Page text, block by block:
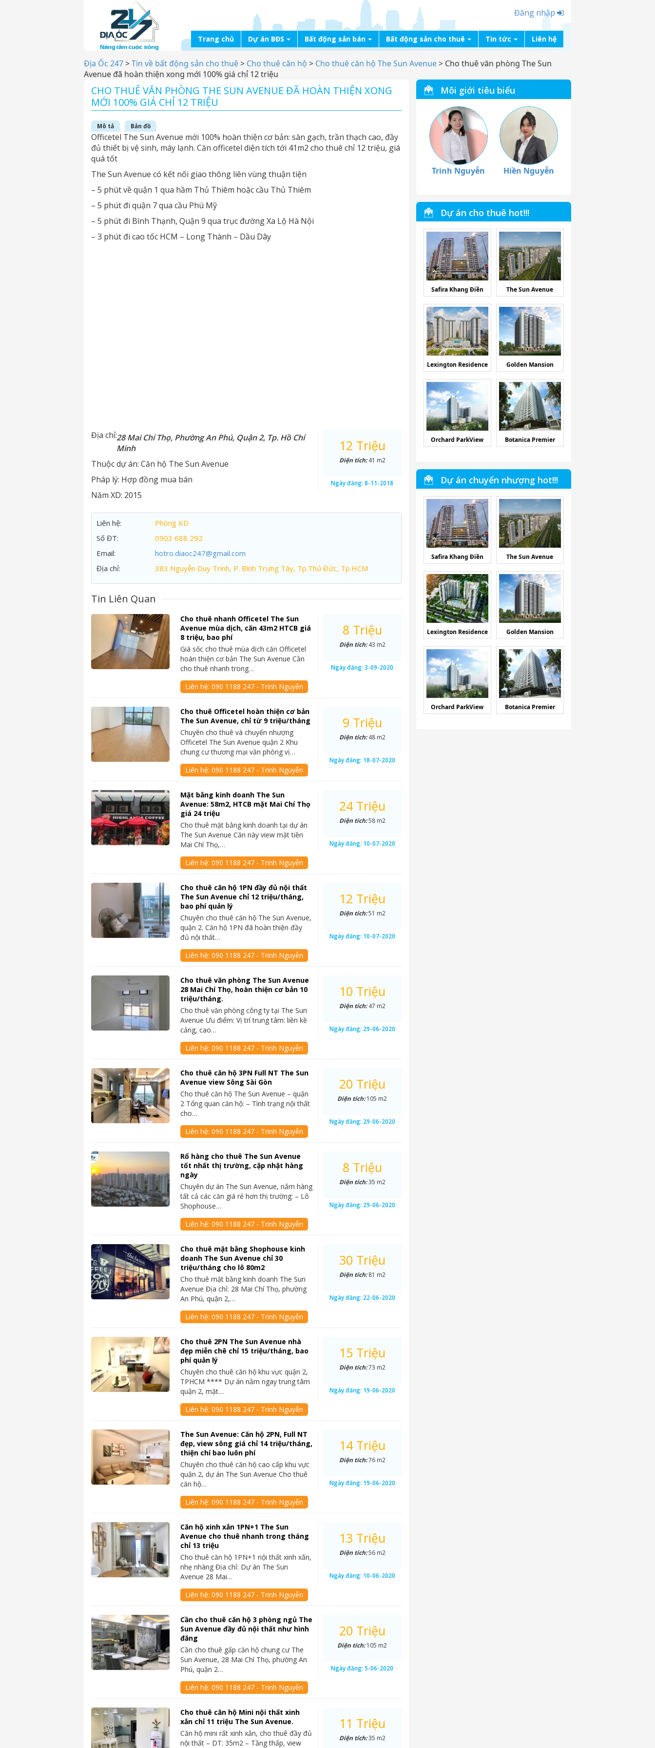
Đăng nhập
Trang chủ Dự án BĐS Bất động sản bán Bất động sản cho thuê Tin tức Liên hệ
Địa Ốc 247>Tin về bất động sản cho thuê> Cho thuê căn hộ > Cho thuê căn hộ The Sun Avenue> Cho thuê văn phòng The Sun
Avenue đã hoàn thiện xong mới 100% giá chỉ 12 triệu
CHO THUÊ VĂN PHÒNG THE SUN AVENUE ĐÃ HOÀN THIỆN XONG
MỚI 100% GIÁ CHỈ 12 TRIỆU
Mô tả Bản đồ
Officetel The Sun Avenue mới 100% hoàn thiện cơ bản: sàn gạch, trần thạch cao, đầy
đủ thiết bị vệ sinh, máy lạnh. Căn officetel diện tích tới 41m2 cho thuê chỉ 12 triệu, giá
quá tốt
The Sun Avenue có kết nối giao thông liên vùng thuận tiện
– 5 phút về quận 1 qua hầm Thủ Thiêm hoặc cầu Thủ Thiêm
– 5 phút đi quận 7 qua cầu Phú Mỹ
– 5 phút đi Bình Thạnh, Quận 9 qua trục đường Xa Lộ Hà Nội
– 3 phút đi cao tốc HCM – Long Thành – Dầu Dây
Địa chỉ:28 Mai Chí Thọ, Phường An Phú, Quận 2, Tp. Hồ Chí
Minh
Thuộc dự án: Căn hộ The Sun Avenue
Pháp lý: Hợp đồng mua bán
Năm XD: 2015
12 Triệu
Diện tích:41 m2
Ngày đăng:8-11-2018
Liên hệ:
Phòng KD
Số ĐT:
0903 688 292
Email:
hotro.diaoc247@gmail.com
Địa chỉ:
383 Nguyễn Duy Trinh, P. Bình Trưng Tây, Tp.Thủ Đức, Tp.HCM
Tin Liên Quan
Cho thuê nhanh Officetel The Sun
Avenue mùa dịch, căn 43m2 HTCB giá
8 triệu, bao phí
Giá sốc cho thuê mùa dịch căn Officetel
hoàn thiện cơ bản The Sun Avenue Cần
cho thuê nhanh trong…
Liên hệ:090 1188 247 - Trinh Nguyễn
8 Triệu
Diện tích:43 m2
Ngày đăng:3-09-2020
Cho thuê Officetel hoàn thiện cơ bản
The Sun Avenue, chỉ từ 9 triệu/tháng
Chuyên cho thuê và chuyển nhượng
Officetel The Sun Avenue quận 2 Khu
chung cư thương mại văn phòng vị…
Liên hệ:090 1188 247 - Trinh Nguyễn
9 Triệu
Diện tích:48 m2
Ngày đăng: 18-07-2020
Mặt bằng kinh doanh The Sun
Avenue: 58m2, HTCB mặt Mai Chí Thọ
giá 24 triệu
Cho thuê mặt bằng kinh doanh tại dự án
The Sun Avenue Căn này view mặt tiền
Mai Chí Thọ,…
Liên hệ:090 1188 247 - Trinh Nguyễn
24 Triệu
Diện tích:58 m2
Ngày đăng: 10-07-2020
Cho thuê căn hộ 1PN đầy đủ nội thất
The Sun Avenue chỉ 12 triệu/tháng,
bao phí quản lý
Chuyên cho thuê căn hộ The Sun Avenue,
quận 2. Căn hộ 1PN đã hoàn thiện đầy
đủ nội thất…
Liên hệ:090 1188 247 - Trinh Nguyễn
12 Triệu
Diện tích:51 m2
Ngày đăng: 10-07-2020
Cho thuê văn phòng The Sun Avenue
28 Mai Chí Thọ, hoàn thiện cơ bản 10
triệu/tháng.
Cho thuê văn phòng công ty tại The Sun
Avenue Ưu điểm: Vị trí trung tâm: liền kề
cảng, cao…
Liên hệ:090 1188 247 - Trinh Nguyễn
10 Triệu
Diện tích:47 m2
Ngày đăng: 29-06-2020
Cho thuê căn hộ 3PN Full NT The Sun
Avenue view Sông Sài Gòn
Cho thuê căn hộ The Sun Avenue – quận
2 Tổng quan căn hộ: – Tình trạng nội thất
cho…
Liên hệ:090 1188 247 - Trinh Nguyễn
20 Triệu
Diện tích:105 m2
Ngày đăng: 29-06-2020
Rổ hàng cho thuê The Sun Avenue
tốt nhất thị trường, cập nhật hàng
ngày
Chuyên dự án The Sun Avenue, nắm hàng
tất cả các căn giá rẻ hơn thị trường: – Lô
Shophouse…
Liên hệ:090 1188 247 - Trinh Nguyễn
8 Triệu
Diện tích:35 m2
Ngày đăng: 29-06-2020
Cho thuê mặt bằng Shophouse kinh
doanh The Sun Avenue chỉ 30
triệu/tháng cho lô 80m2
Cho thuê mặt bằng kinh doanh The Sun
Avenue Địa chỉ: 28 Mai Chí Thọ, phường
An Phú, quận 2,…
Liên hệ:090 1188 247 - Trinh Nguyễn
30 Triệu
Diện tích:81 m2
Ngày đăng: 22-06-2020
Cho thuê 2PN The Sun Avenue nhà
đẹp miễn chê chỉ 15 triệu/tháng, bao
phí quản lý
Chuyên cho thuê căn hộ khu vực quận 2,
TPHCM **** Dự án nằm ngay trung tâm
quận 2, mặt…
Liên hệ:090 1188 247 - Trinh Nguyễn
15 Triệu
Diện tích:73 m2
Ngày đăng: 19-06-2020
The Sun Avenue: Căn hộ 2PN, Full NT
đẹp, view sông giá chỉ 14 triệu/tháng,
thiện chí bao luôn phí
Chuyên cho thuê căn hộ cao cấp khu vực
quận 2, dự án The Sun Avenue Cho thuê
căn hộ…
Liên hệ:090 1188 247 - Trinh Nguyễn
14 Triệu
Diện tích:76 m2
Ngày đăng: 19-06-2020
Căn hộ xinh xắn 1PN+1 The Sun
Avenue cho thuê nhanh trong tháng
chỉ 13 triệu
Cho thuê căn hộ 1PN+1 nội thất xinh xắn,
nhẹ nhàng Địa chỉ: Dự án The Sun
Avenue 28 Mai…
Liên hệ:090 1188 247 - Trinh Nguyễn
13 Triệu
Diện tích:56 m2
Ngày đăng: 10-06-2020
Cần cho thuê căn hộ 3 phòng ngủ The
Sun Avenue đầy đủ nội thất như hình
đăng
Cần cho thuê gấp căn hộ chung cư The
Sun Avenue, 28 Mai Chí Thọ, phường An
Phú, quận 2…
Liên hệ:090 1188 247 - Trinh Nguyễn
20 Triệu
Diện tích:105 m2
Ngày đăng:5-06-2020
Cho thuê căn hộ Mini nội thất xinh
xắn chỉ 11 triệu The Sun Avenue.
Căn hộ mini rất xinh xắn, cho thuê đầy đủ
nội thất – DT: 35m2 – Tầng thấp, view
11 Triệu
Diện tích:35 m2
Môi giới tiêu biểu
Trinh Nguyễn Hiền Nguyễn
Dự án cho thuê hot!!!
Safira Khang Điền The Sun Avenue
Lexington Residence Golden Mansion
Orchard ParkView Botanica Premier
Dự án chuyển nhượng hot!!!
Safira Khang Điền The Sun Avenue
Lexington Residence Golden Mansion
Orchard ParkView Botanica Premier